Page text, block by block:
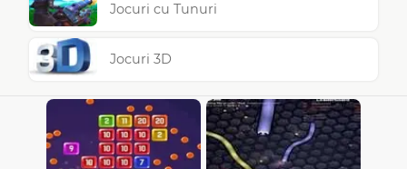
Jocuri cu Tunuri
Jocuri 3D